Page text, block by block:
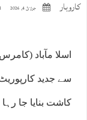
کاروبار جولائ 4, 2026 1 تبصرہ
اسلا مآباد
سے جدید
کاشت بنایا جا رہا